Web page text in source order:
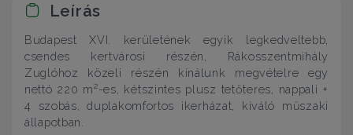
Leírás
Budapest XVI. kerületének egyik legkedveltebb,
csendes kertvárosi részén, Rákosszentmihály
Zuglóhoz közeli részén kínálunk megvételre egy
nettó 220 m²-es, kétszintes plusz tetőteres, nappali +
4 szobás, duplakomfortos ikerházat, kiváló műszaki
állapotban.